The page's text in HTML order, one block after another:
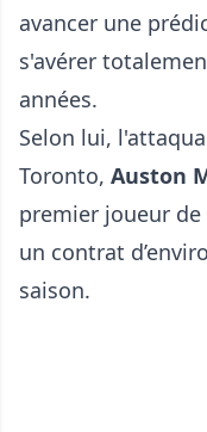
avancer une
s'avérer
années.
Selon lui,
Toronto, Auston
premier joueur de
un contrat
saison.